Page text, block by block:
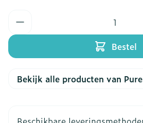
Bestel
Bekijk alle producten van